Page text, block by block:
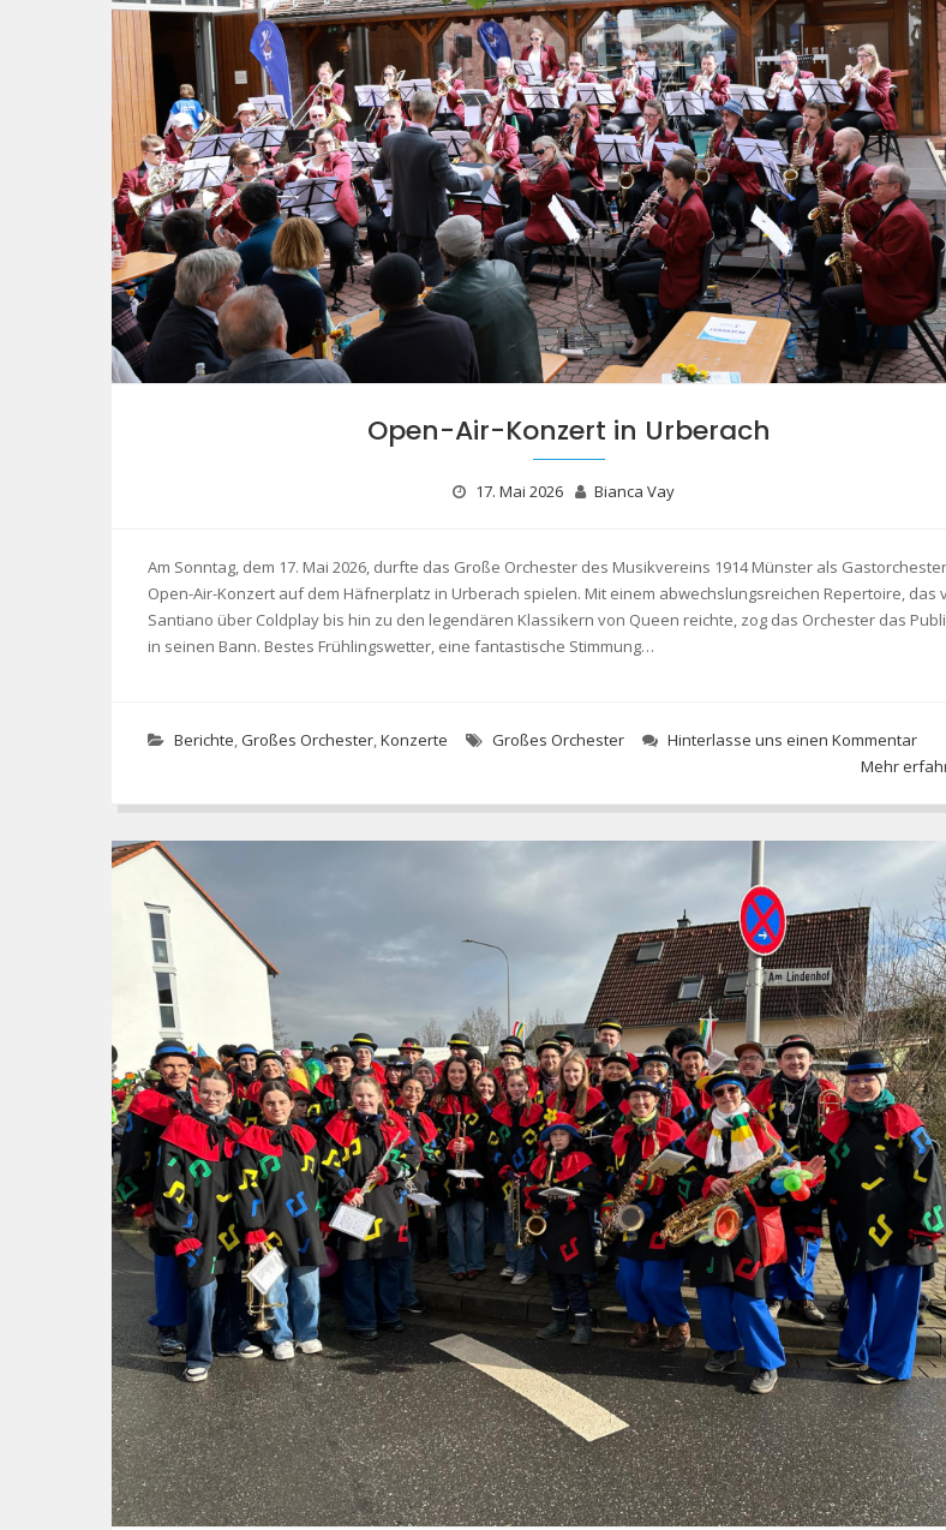
Open-Air-Konzert in Urberach
17. Mai 2026 Bianca Vay
Am Sonntag, dem 17. Mai 2026, durfte das Große Orchester des Musikvereins 1914 Münster als
Open-Air-Konzert auf dem Häfnerplatz in Urberach spielen. Mit einem abwechslungsreichen Repertoire, das
Santiano über Coldplay bis hin zu den legendären Klassikern von Queen reichte, zog das Orchester das
in seinen Bann. Bestes Frühlingswetter, eine fantastische Stimmung…
Berichte,Großes Orchester,Konzerte Großes Orchester
Hinterlasse uns einen Kommentar
Mehr